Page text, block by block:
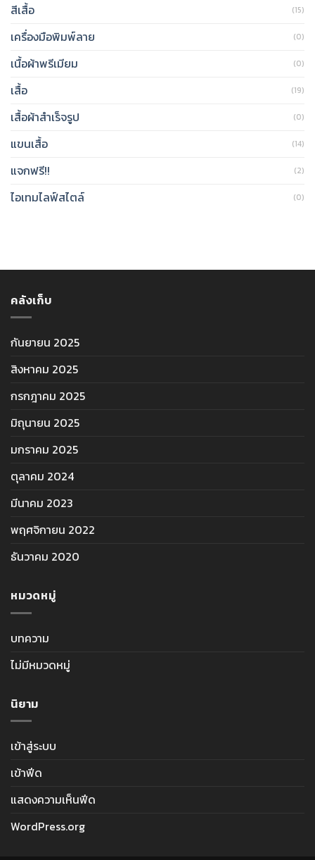
สีเสื้อ (15)
เครื่องมือพิมพ์ลาย (0)
เนื้อผ้าพรีเมียม (0)
เสื้อ (19)
เสื้อผ้าสำเร็จรูป (0)
แขนเสื้อ (14)
แจกฟรี!! (2)
ไอเทมไลฟ์สไตล์ (0)
คลังเก็บ
กันยายน 2025
สิงหาคม 2025
กรกฎาคม 2025
มิถุนายน 2025
มกราคม 2025
ตุลาคม 2024
มีนาคม 2023
พฤศจิกายน 2022
ธันวาคม 2020
หมวดหมู่
บทความ
ไม่มีหมวดหมู่
นิยาม
เข้าสู่ระบบ
เข้าฟีด
แสดงความเห็นฟีด
WordPress.org